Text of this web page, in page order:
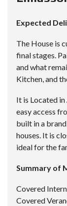
Expected
The House is
final stages.
and what
Kitchen, and
It is Located in
easy access
built in a
houses. It is
ideal for the
Summary of
Covered
Covered